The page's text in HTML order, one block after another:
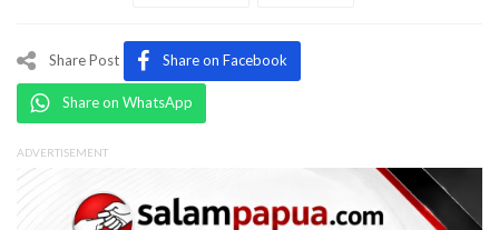
Share Post Share on Facebook
Share on WhatsApp
ADVERTISEMENT